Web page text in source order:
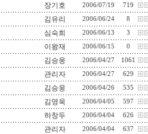
장기호 2006/07/19 719
김유리 2006/06/24 8
심숙희 2006/06/13 3
이왕재 2006/06/15 0
김승웅 2006/04/27 1061
관리자 2006/04/27 629
김승웅 2006/04/26 535
김영욱 2006/04/05 597
하창두 2006/04/04 626
관리자 2006/04/04 637